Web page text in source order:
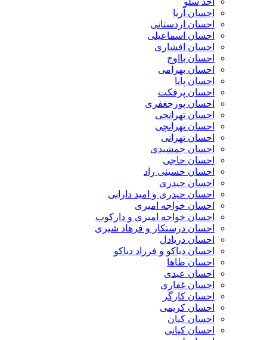
احسان آریا
احسان اردستانی
احسان اسماعیلی
احسان افشاری
احسان بااوج
احسان بهرامی
احسان پایا
احسان پرفکت
احسان پورجعفری
احسان تهرانجی
احسان تهرانچی
احسان تهرانی
احسان جمشیدی
احسان حاجی
احسان حسینی راد
احسان حیدری
احسان حیدری و امید دارابی
احسان خواجه امیری
احسان خواجه امیری و دارکوب
احسان درستكار و فرهاد شيرى
احسان دریادل
احسان دیاکو و فرزاد دیاکو
احسان طاها
احسان عبدی
احسان غفاری
احسان کارگر
احسان کریمی
احسان کیان
احسان کیانی